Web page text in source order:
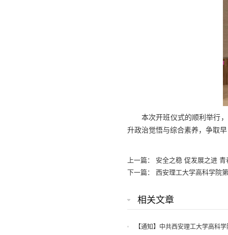
本次开班仪式的顺利举行
升政治觉悟与综合素养，争取
上一篇： 安全之稳 促发展之进
下一篇： 西安理工大学高科学院
相关文章
【通知】中共西安理工大学高科